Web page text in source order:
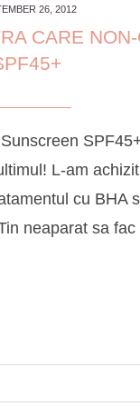
26, 2012
CARE
L-am
cu BHA
neaparat sa